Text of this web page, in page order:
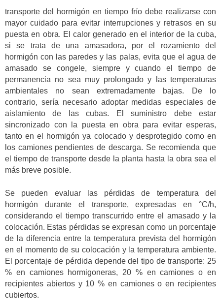
transporte del hormigón en tiempo frío debe realizarse con
mayor cuidado para evitar interrupciones y retrasos en su
puesta en obra. El calor generado en el interior de la cuba,
si se trata de una amasadora, por el rozamiento del
hormigón con las paredes y las palas, evita que el agua de
amasado se congele, siempre y cuando el tiempo de
permanencia no sea muy prolongado y las temperaturas
ambientales no sean extremadamente bajas. De lo
contrario, sería necesario adoptar medidas especiales de
aislamiento de las cubas. El suministro debe estar
sincronizado con la puesta en obra para evitar esperas,
tanto en el hormigón ya colocado y desprotegido como en
los camiones pendientes de descarga. Se recomienda que
el tiempo de transporte desde la planta hasta la obra sea el
más breve posible.
Se pueden evaluar las pérdidas de temperatura del
hormigón durante el transporte, expresadas en °C/h,
considerando el tiempo transcurrido entre el amasado y la
colocación. Estas pérdidas se expresan como un porcentaje
de la diferencia entre la temperatura prevista del hormigón
en el momento de su colocación y la temperatura ambiente.
El porcentaje de pérdida depende del tipo de transporte: 25
% en camiones hormigoneras, 20 % en camiones o en
recipientes abiertos y 10 % en camiones o en recipientes
cubiertos.